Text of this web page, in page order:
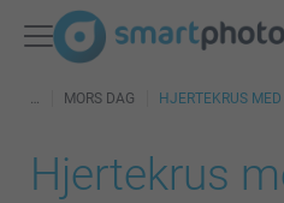
MORS DAG HJERTEKRUS
Hjertekrus